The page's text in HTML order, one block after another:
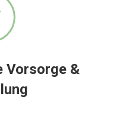
Vorsorge &